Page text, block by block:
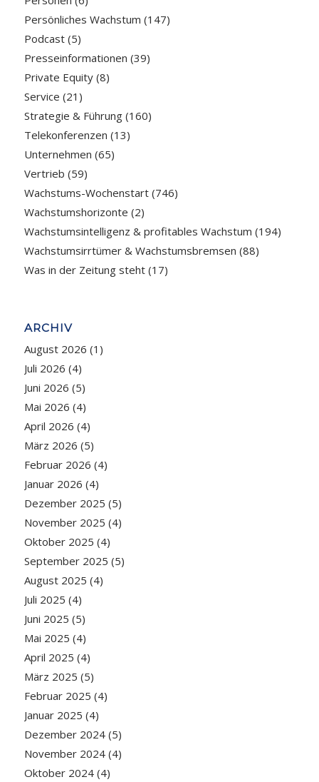
Persönliches Wachstum (147)
Podcast(5)
Presseinformationen (39)
Private Equity(8)
Service (21)
Strategie & Führung(160)
Telekonferenzen (13)
Unternehmen (65)
Vertrieb (59)
Wachstums-Wochenstart(746)
Wachstumshorizonte (2)
Wachstumsintelligenz & profitables Wachstum (194)
Wachstumsirrtümer & Wachstumsbremsen (88)
Was in der Zeitung steht(17)
ARCHIV
August 2026 (1)
Juli 2026 (4)
Juni 2026 (5)
Mai 2026 (4)
April 2026 (4)
März 2026 (5)
Februar 2026 (4)
Januar 2026 (4)
Dezember 2025 (5)
November 2025 (4)
Oktober 2025 (4)
September 2025 (5)
August 2025 (4)
Juli 2025 (4)
Juni 2025 (5)
Mai 2025 (4)
April 2025 (4)
März 2025 (5)
Februar 2025 (4)
Januar 2025 (4)
Dezember 2024(5)
November 2024(4)
Oktober 2024(4)